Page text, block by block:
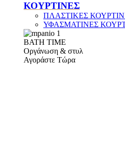
ΚΟΥΡΤΙΝΕΣ
ΠΛΑΣΤΙΚΕΣ
ΥΦΑΣΜΑΤΙΝΕΣ
ΒΑΤΗ ΤΙΜΕ
Οργάνωση & στυλ
Αγοράστε Τώρα